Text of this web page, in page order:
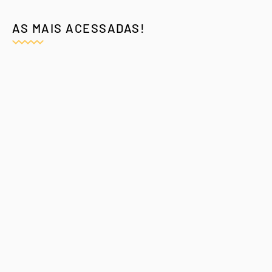
AS MAIS ACESSADAS!